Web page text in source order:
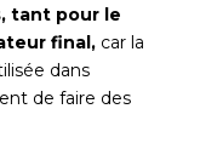
tant pour le
final, car la
dans
de faire des